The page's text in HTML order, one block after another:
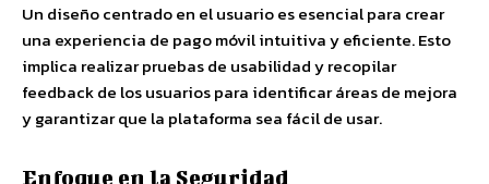
Un diseño centrado en el usuario es esencial para crear
una experiencia de pago móvil intuitiva y eficiente. Esto
implica realizar pruebas de usabilidad y recopilar
feedback de los usuarios para identificar áreas de mejora
y garantizar que la plataforma sea fácil de usar.
Enfoque en la Seguridad